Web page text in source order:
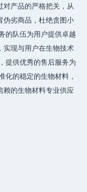
产品的严格把关，从
伪劣商品，杜绝贪图小
的队伍为用户提供卓越
实现与用户在生物技术
提供优秀的售后服务为
化的稳定的生物材料，
赖的生物材料专业供应